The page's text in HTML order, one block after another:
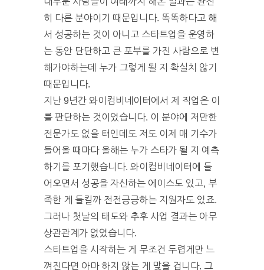
히 다른 분야이기 때문입니다. 똑똑하다고 해
서 성공하는 것이 아니고 스타트업을 운영하
는 동안 단단하고 큰 포부를 가진 사람으로 변
해가야하는데 누가 그렇게 될 지 확실치 않기
때문입니다.
지난 9년간 와이컴비네이터에서 제 직업은 이
를 판단하는 것이었습니다. 이 분야에 저만한
전문가도 없을 터인데도 저도 이제 매 기수가
들어올 때마다 올해는 누가 스타가 될 지 예측
하기를 포기했습니다. 와이컴비네이터에 들
어오면서 성공을 자신하는 에이스도 있고, 부
족한 게 들킬까 전전긍긍하는 지원자도 있죠.
그러나 첫날의 태도와 추후 사업 결과는 아무
상관관계가 없었습니다.
스타트업을 시작하는 게 무조건 두렵게만 느
껴진다면 아마 하지 않는 게 맞을 겁니다. 그